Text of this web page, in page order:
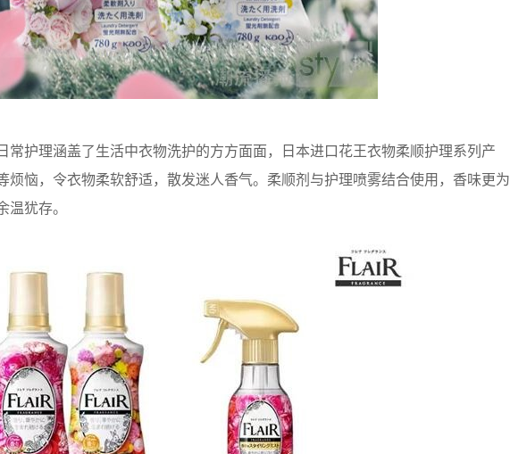
护理涵盖了生活中衣物洗护的方方面面，日本进口花王衣物柔顺护理系列产
烦恼，令衣物柔软舒适，散发迷人香气。柔顺剂与护理喷雾结合使用，香味更为
温犹存。